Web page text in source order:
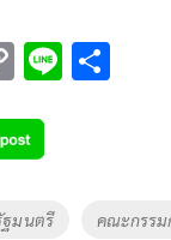
C
p
y
Li
Li
ฐมนตรี คณะกรรม